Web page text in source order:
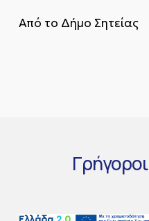
Από το Δήμο Σητείας
Γρήγοροι